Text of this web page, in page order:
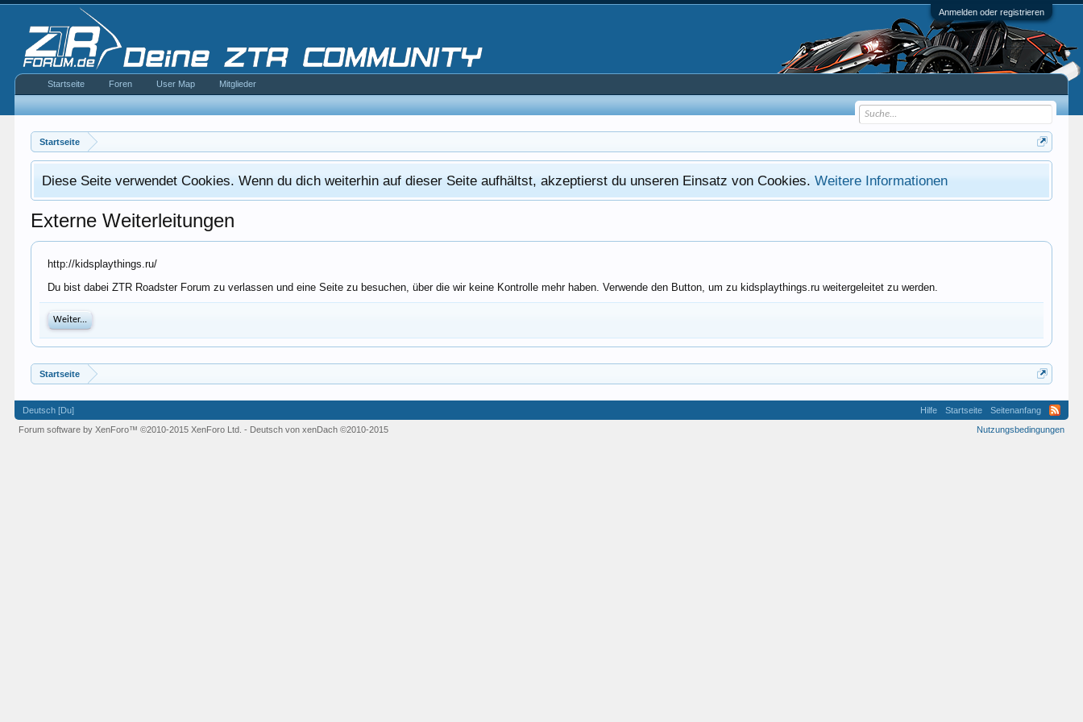
Anmelden oder registrieren
Startseite
Diese Seite verwendet Cookies. Wenn du dich weiterhin auf dieser Seite aufhältst, akzeptierst du unseren Einsatz von Cookies.Weitere Informationen
Externe Weiterleitungen
http://kidsplaythings.ru/
Du bist dabei ZTR Roadster Forum zu verlassen und eine Seite zu besuchen, über die wir keine Kontrolle mehr haben. Verwende den Button, um zu kidsplaythings.ru weitergeleitet zu werden.
Weiter...
Startseite
Startseite Foren User Map Mitglieder
Deutsch [Du] Hilfe Startseite
Seitenanfang
Nutzungsbedingungen
Forum software by XenForo™©2010-2015 XenForo Ltd. - Deutsch von xenDach©2010-2015